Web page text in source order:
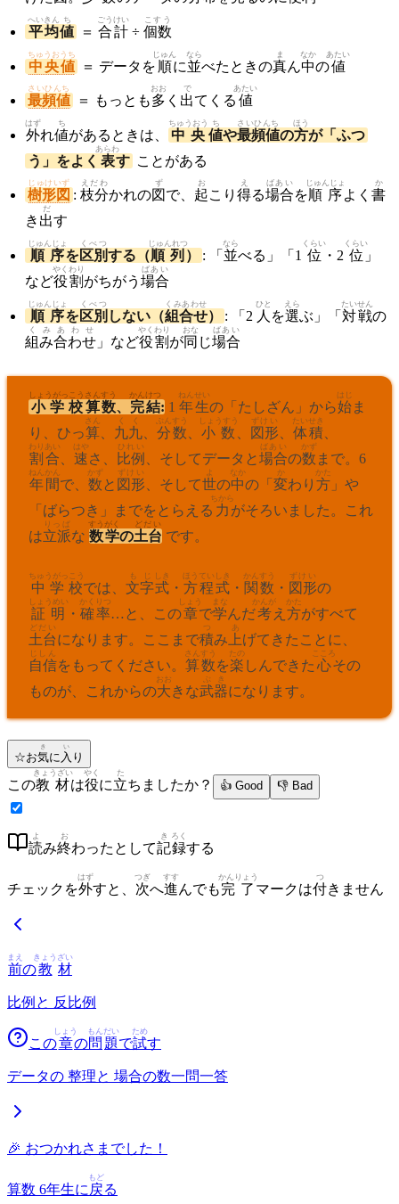
平均
へいきん
値
ち
＝ 合計
ごうけい
÷ 個数
こすう
中央値
ちゅうおうち
＝ データを 順
じゅん
に並
なら
べたときの真
ま
ん中
なか
の値
あたい
最頻値
さいひんち
＝ もっとも多
おお
く 出
で
てくる 値
あたい
外
はず
れ値
ち
があるときは、 中央
ちゅうおう
値
ち
や最頻値
さいひんち
の方
ほう
が「ふつ
う」をよく 表
あらわ
す ことがある
樹形図
じゅけいず
: 枝分
えだわ
かれの図
ず
で、 起
お
こり 得
え
る場合
ばあい
を順序
じゅんじょ
よく 書
か
き 出
だ
す
順序
じゅんじょ
を区別
くべつ
する（順列
じゅんれつ
） : 「 並
なら
べる」「1 位
くらい
・2 位
くらい
」
など役割
やくわり
がちがう 場合
ばあい
順序
じゅんじょ
を区別
くべつ
しない（組合せ
くみあわせ
） : 「2 人
ひと
を選
えら
ぶ」「 対戦
たいせん
の
組み合わせ
くみあわせ
」など役割
やくわり
が同
おな
じ場合
ばあい
小学校
しょうがっこう
算数
さんすう
、 完結
かんけつ
: 1 年生
ねんせい
の「たしざん」から始
はじ
ま
り、ひっ算
さん
九九
くく
分数
ぶんすう
小数
しょうすう
図形
ずけい
体積
たいせき
割合
わりあい
速
はや
さ、 比例
ひれい
、そしてデータと場合
ばあい
の数
かず
まで。6
年間
ねんかん
で、 数
かず
と 図形
ずけい
、そして世
よ
の中
なか
の「 変
か
わり 方
かた
」や
「ばらつき」までをとらえる 力
ちから
がそろいました。これ
は立派
りっぱ
な 数学
すうがく
の土台
どだい
です。
中学校
ちゅうがっこう
では、 文字
もじ
式
しき
・ 方程式
ほうていしき
・ 関数
かんすう
・ 図形
ずけい
の
証明
しょうめい
・ 確率
かくりつ
…と、この章
しょう
で学
まな
んだ考
かんが
え 方
かた
がすべて
土台
どだい
になります。ここまで積
つ
み 上
あ
げてきたことに、
自信
じしん
をもってください。 算数
さんすう
を楽
たの
しんできた 心
こころ
その
ものが、これからの大
おお
きな武器
ぶき
になります。
☆お気
き
に 入
い
り
この教材
きょうざい
は役
やく
に立
た
ちましたか？ 👍 Good 👎 Bad
読
よ
み終
お
わったとして記
き
録
ろく
する
チェックを外
はず
すと、 次
つぎ
へ進
すす
んでも完了
かんりょう
マークは付
つ
きません
前
まえ
の教
きょう
材
ざい
比例と 反比例
この章
しょう
の問
もん
題
だい
で試
ため
す
データの 整理と 場合の数一問一答
🎉 おつかれさまでした！
算数 6年生に 戻
もど
る